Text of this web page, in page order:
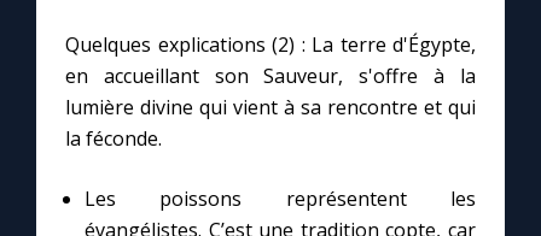
Quelques explications (2) : La terre d'Égypte,
en accueillant son Sauveur, s'offre à la
lumière divine qui vient à sa rencontre et qui
la féconde.
Les poissons représentent les
évangélistes. C’est une tradition copte, car